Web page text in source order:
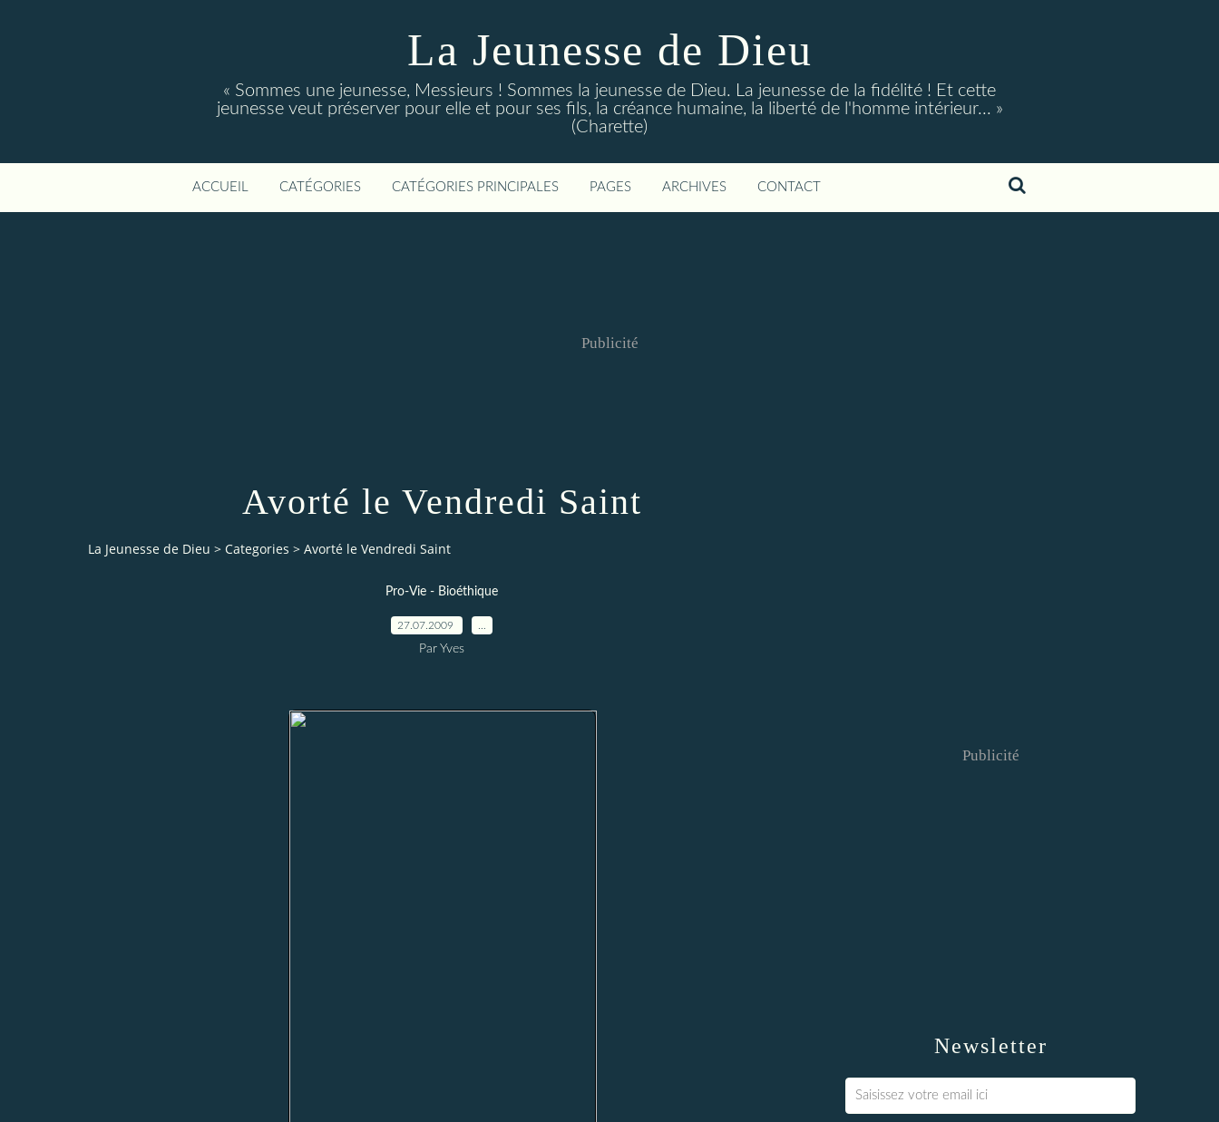
La Jeunesse de Dieu
« Sommes une jeunesse, Messieurs ! Sommes la jeunesse de Dieu. La jeunesse de la fidélité ! Et cette
jeunesse veut préserver pour elle et pour ses fils, la créance humaine, la liberté de l'homme intérieur... »
(Charette)
ACCUEIL CATÉGORIES CATÉGORIES PRINCIPALES PAGES ARCHIVES CONTACT
Publicité
Avorté le Vendredi Saint
La Jeunesse de Dieu > Categories > Avorté le Vendredi Saint
Pro-Vie - Bioéthique
27.07.2009
Par Yves
Newsletter
Publicité